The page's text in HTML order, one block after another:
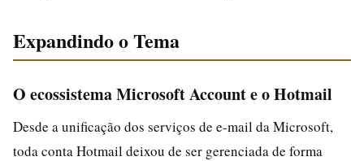
Expandindo o Tema
O ecossistema Microsoft Account e o Hotmail
Desde a unificação dos serviços de e-mail da Microsoft,
toda conta Hotmail deixou de ser gerenciada de forma